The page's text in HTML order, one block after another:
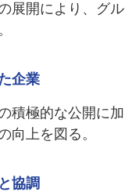
展開により、グ
企業
積極的な公開に
向上を図る。
協調